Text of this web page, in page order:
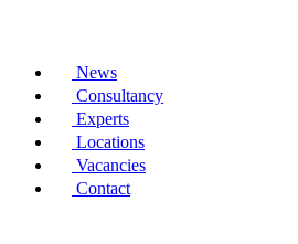
News
Consultancy
Experts
Locations
Vacancies
Contact